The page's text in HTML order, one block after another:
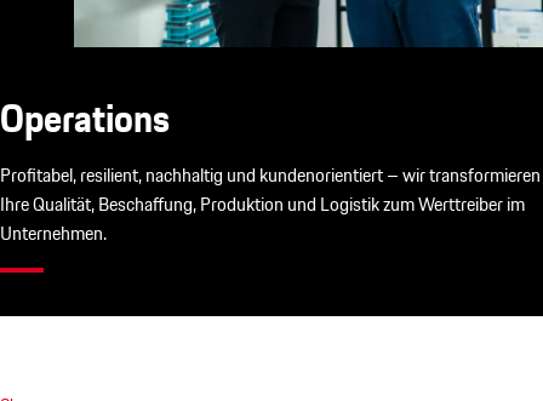
Operations
Profitabel, resilient, nachhaltig und kundenorientiert – wir transformieren
Ihre Qualität, Beschaffung, Produktion und Logistik zum Werttreiber im
Unternehmen.